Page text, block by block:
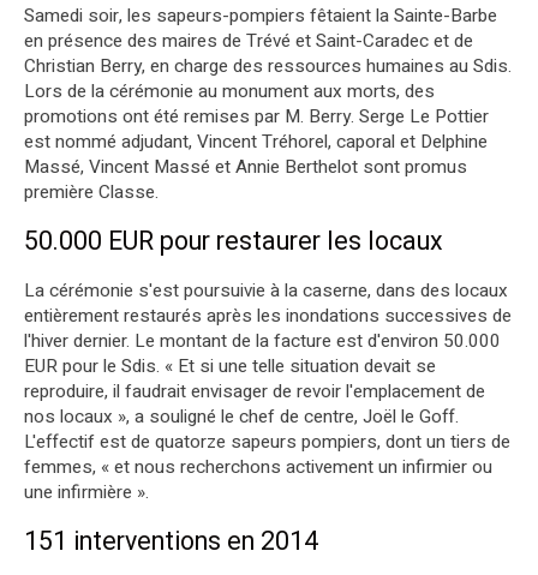
Samedi soir, les sapeurs-pompiers fêtaient la Sainte-Barbe
en présence des maires de Trévé et Saint-Caradec et de
Christian Berry, en charge des ressources humaines au Sdis.
Lors de la cérémonie au monument aux morts, des
promotions ont été remises par M. Berry. Serge Le Pottier
est nommé adjudant, Vincent Tréhorel, caporal et Delphine
Massé, Vincent Massé et Annie Berthelot sont promus
première Classe.
50.000 EUR pour restaurer les locaux
La cérémonie s'est poursuivie à la caserne, dans des locaux
entièrement restaurés après les inondations successives de
l'hiver dernier. Le montant de la facture est d'environ 50.000
EUR pour le Sdis. « Et si une telle situation devait se
reproduire, il faudrait envisager de revoir l'emplacement de
nos locaux », a souligné le chef de centre, Joël le Goff.
L'effectif est de quatorze sapeurs pompiers, dont un tiers de
femmes, « et nous recherchons activement un infirmier ou
une infirmière ».
151 interventions en 2014